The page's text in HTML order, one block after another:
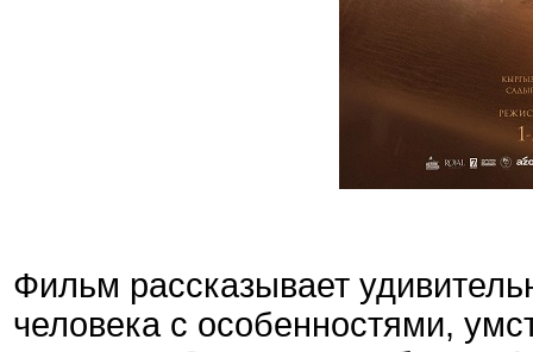
Фильм рассказывает
человека с особенностями,